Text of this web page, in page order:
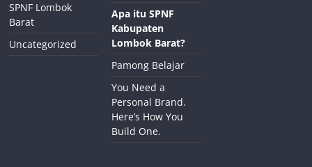
SPNF Lombok
Barat
Uncategorized
Apa itu SPNF
Kabupaten
Lombok Barat?
Pamong Belajar
You Need a
Personal Brand.
Here’s How You
Build One.